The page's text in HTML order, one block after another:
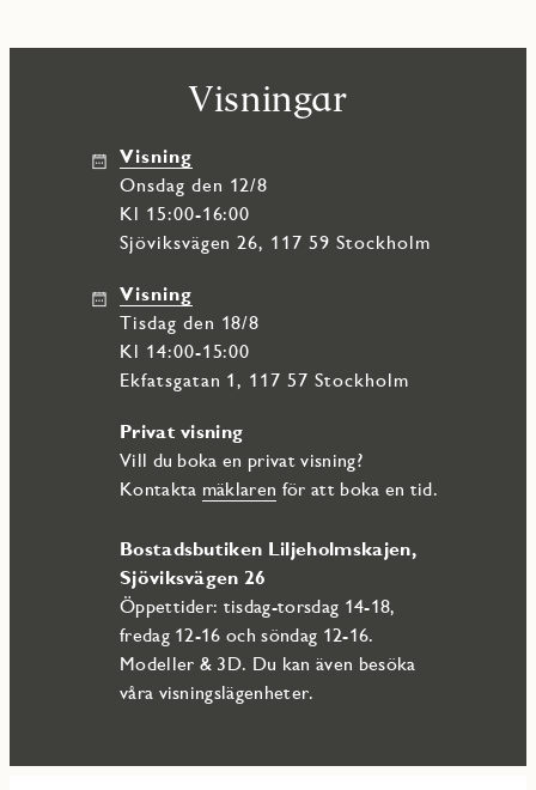
Visningar
Visning
onsdag den 12/8
Kl 15:00-16:00
Sjöviksvägen 26, 117 59 Stockholm
Visning
tisdag den 18/8
Kl 14:00-15:00
Ekfatsgatan 1, 117 57 Stockholm
Privat visning
Vill du boka en privat visning?
Kontakta mäklaren för att boka en tid.
Bostadsbutiken Liljeholmskajen,
Sjöviksvägen 26
Öppettider: tisdag-torsdag 14-18,
fredag 12-16 och söndag 12-16.
Modeller & 3D. Du kan även besöka
våra visningslägenheter.